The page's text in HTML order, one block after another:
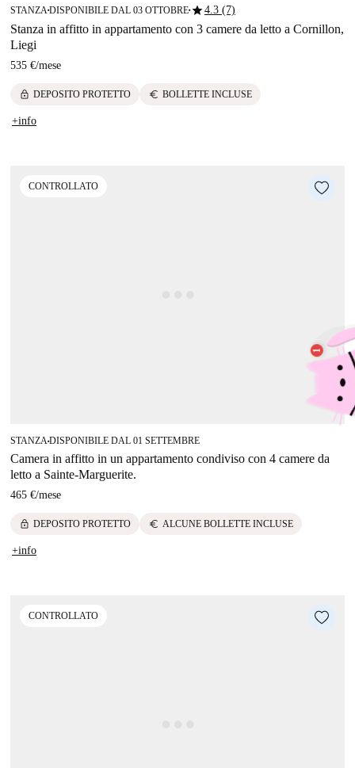
STANZA■DISPONIBILE DAL 03 OTTOBRE■star4.3 (7)
Stanza in affitto in appartamento con 3 camere da letto a Cornillon,
Liegi
535 €/mese
lock DEPOSITO PROTETTO euro BOLLETTE INCLUSE
+info
CONTROLLATO
STANZA■DISPONIBILE DAL 01 SETTEMBRE
Camera in affitto in un appartamento condiviso con 4 camere da
letto a Sainte-Marguerite.
465 €/mese
lock DEPOSITO PROTETTO euro ALCUNE BOLLETTE INCLUSE
+info
CONTROLLATO